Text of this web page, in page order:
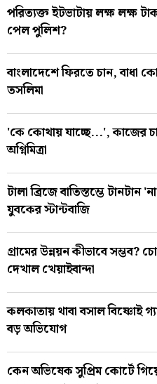
পরিত্যক্ত ইটভাটায় লক্ষ লক্ষ
পেল পুলিশ?
বাংলাদেশে ফিরতে চান, বাধা
তসলিমা
'কে কোথায় যাচ্ছে...', কাজের
অগ্নিমিত্রা
টালা ব্রিজে বাতিস্তম্ভে
যুবকের স্টান্টবাজি
গ্রামের উন্নয়ন কীভাবে সম্ভব?
দেখাল খেয়াইবান্দা
কলকাতায় থাবা বসাল বিষ্ণোই
বড় অভিযোগ
কেন অভিষেক সুপ্রিম কোর্টে